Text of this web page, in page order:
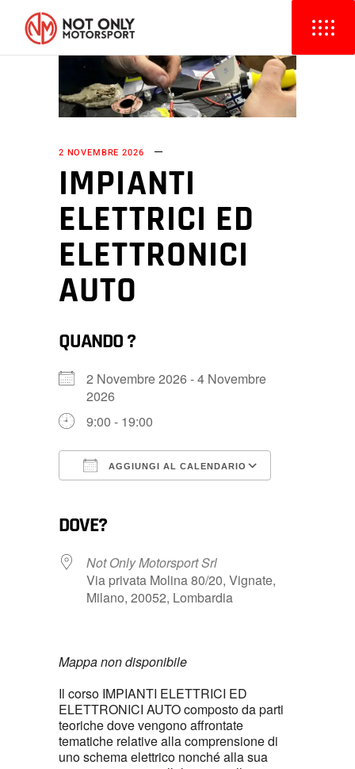
2 NOVEMBRE 2026
IMPIANTI
ELETTRICI ED
ELETTRONICI
AUTO
QUANDO ?
2 Novembre 2026 - 4 Novembre
2026
9:00 - 19:00
AGGIUNGI AL CALENDARIO
DOVE?
Not Only Motorsport Srl
Via privata Molina 80/20, Vignate,
Milano, 20052, Lombardia
Mappa non disponibile
Il corso IMPIANTI ELETTRICI ED
ELETTRONICI AUTO composto da parti
teoriche dove vengono affrontate
tematiche relative alla comprensione di
uno schema elettrico nonché alla sua